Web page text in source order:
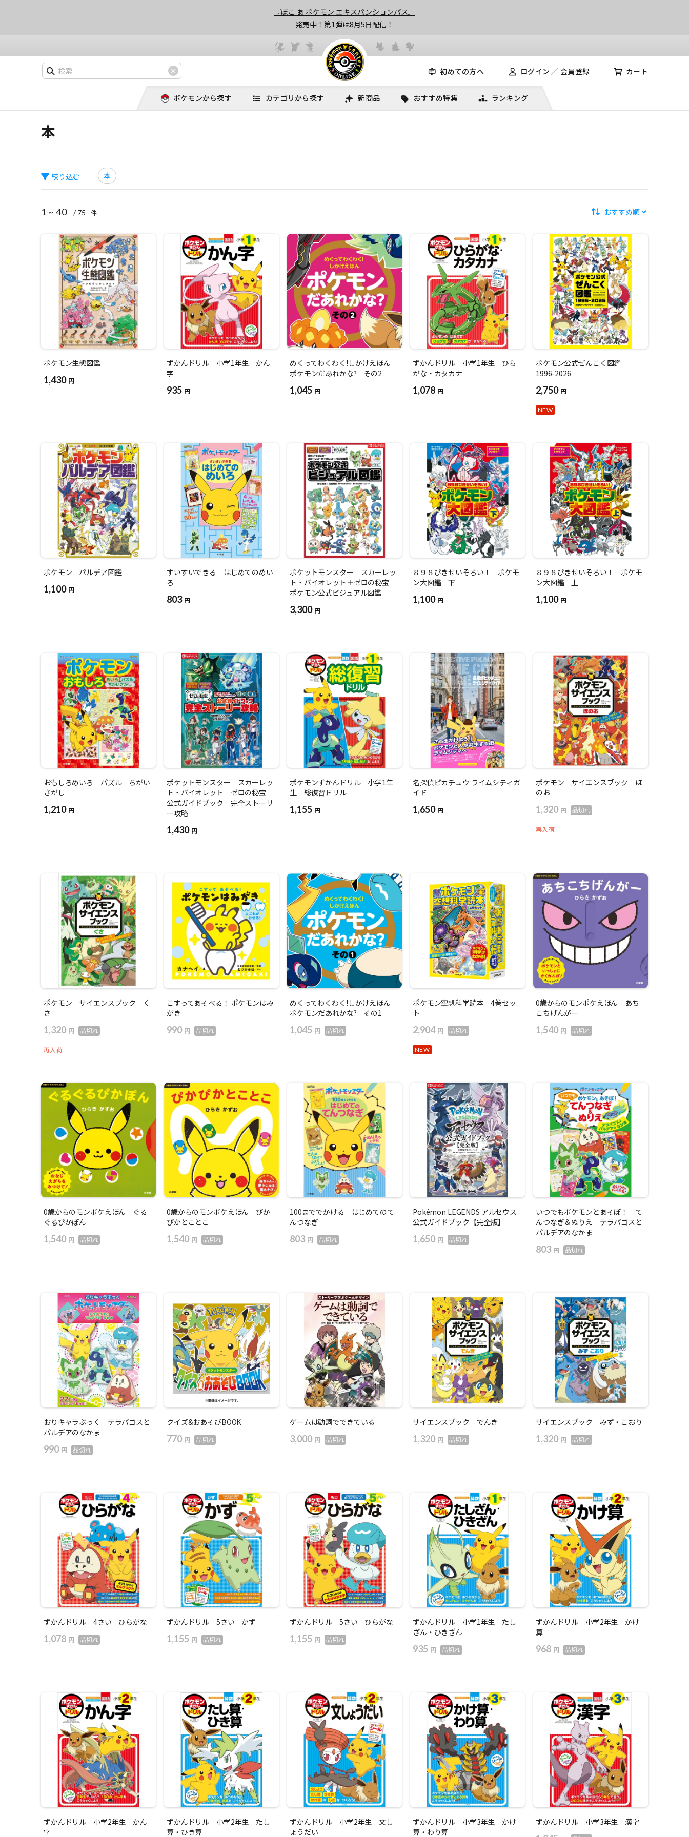
『ぽこ あ ポケモン エキスパンションパス』
発売中！第1弾は8月5日配信！
初めての方へ ログイン ／ 会員登録 カート
ポケモンから探す カテゴリから探す 新商品 おすすめ特集 ランキング
本
絞り込む 本
1 ~ 40 / 75 件
ポケモン生態図鑑
1,430 円
ずかんドリル 小学1年生 かん
字
935 円
めくってわくわく!しかけえほん
ポケモンだあれかな? その2
1,045 円
ずかんドリル 小学1年生 ひら
がな・カタカナ
1,078 円
ポケモン公式ぜんこく図鑑
1996-2026
2,750 円
NEW
ポケモン パルデア図鑑
1,100 円
すいすいできる はじめてのめい
ろ
803 円
ポケットモンスター スカーレッ
ト・バイオレット＋ゼロの秘宝
ポケモン公式ビジュアル図鑑
3,300 円
８９８ぴきせいぞろい！ ポケモ
ン大図鑑 下
1,100 円
８９８ぴきせいぞろい！ ポケモ
ン大図鑑 上
1,100 円
おもしろめいろ パズル ちがい
さがし
1,210 円
ポケットモンスター スカーレッ
ト・バイオレット ゼロの秘宝
公式ガイドブック 完全ストーリ
ー攻略
1,430 円
ポケモンずかんドリル 小学1年
生 総復習ドリル
1,155 円
名探偵ピカチュウ ライムシティガ
イド
1,650 円
ポケモン サイエンスブック ほ
のお
1,320 円 品切れ
再入荷
ポケモン サイエンスブック く
さ
1,320 円 品切れ
再入荷
こすってあそべる！ ポケモンはみ
がき
990 円 品切れ
めくってわくわく!しかけえほん
ポケモンだあれかな? その1
1,045 円 品切れ
ポケモン空想科学読本 4巻セッ
ト
2,904 円 品切れ
NEW
0歳からのモンポケえほん あち
こちげんがー
1,540 円 品切れ
0歳からのモンポケえほん ぐる
ぐるぴかぽん
1,540 円 品切れ
0歳からのモンポケえほん ぴか
ぴかとことこ
1,540 円 品切れ
100まででかける はじめてのて
んつなぎ
803 円 品切れ
Pokémon LEGENDS アルセウス
公式ガイドブック【完全版】
1,650 円 品切れ
いつでもポケモンとあそぼ！ て
んつなぎ＆ぬりえ テラパゴスと
パルデアのなかま
803 円 品切れ
おりキャラぶっく テラパゴスと
パルデアのなかま
990 円 品切れ
クイズ&おあそびBOOK
770 円 品切れ
ゲームは動詞でできている
3,000 円 品切れ
サイエンスブック でんき
1,320 円 品切れ
サイエンスブック みず・こおり
1,320 円 品切れ
ずかんドリル 4さい ひらがな
1,078 円 品切れ
ずかんドリル 5さい かず
1,155 円 品切れ
ずかんドリル 5さい ひらがな
1,155 円 品切れ
ずかんドリル 小学1年生 たし
ざん・ひきざん
935 円 品切れ
ずかんドリル 小学2年生 かけ
算
968 円 品切れ
ずかんドリル 小学2年生 かん
字
ずかんドリル 小学2年生 たし
算・ひき算
ずかんドリル 小学2年生 文し
ょうだい
ずかんドリル 小学3年生 かけ
算・わり算
ずかんドリル 小学3年生 漢字